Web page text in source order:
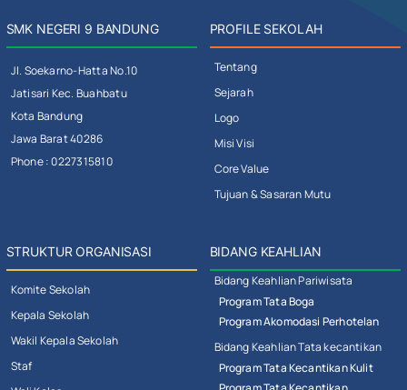
SMK NEGERI 9 BANDUNG
Jl. Soekarno-Hatta No.10
Jatisari Kec. Buahbatu
Kota Bandung
Jawa Barat 40286
Phone : 0227315810
PROFILE SEKOLAH
Tentang
Sejarah
Logo
Misi Visi
Core Value
Tujuan & Sasaran Mutu
STRUKTUR ORGANISASI
Komite Sekolah
Kepala Sekolah
Wakil Kepala Sekolah
Staf
BIDANG KEAHLIAN
Bidang Keahlian Pariwisata
Program Tata Boga
Program Akomodasi Perhotelan
Bidang Keahlian Tata kecantikan
Program Tata Kecantikan Kulit